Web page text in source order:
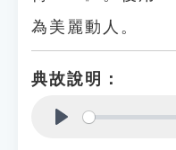
為美麗動人。
典故說明：